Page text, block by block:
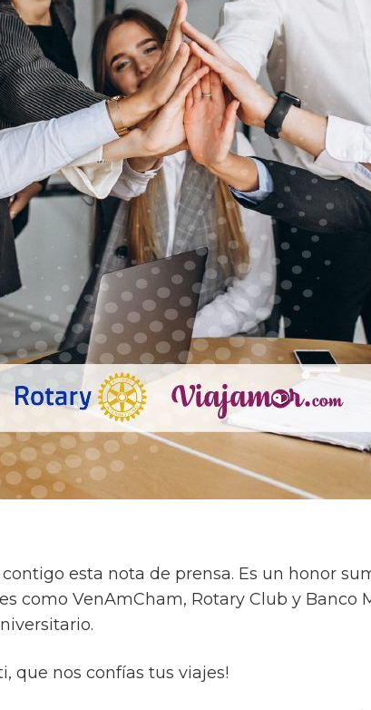
esta nota de prensa. Es un honor
como VenAmCham, Rotary Club y Banco
que nos confías tus viajes!